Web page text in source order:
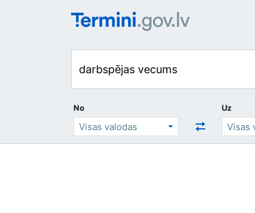
No Uz